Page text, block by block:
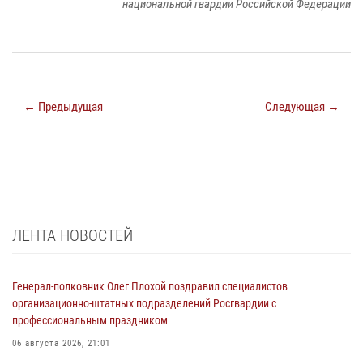
национальной гвардии Российской Федерации
← Предыдущая Следующая →
ЛЕНТА НОВОСТЕЙ
Генерал-полковник Олег Плохой поздравил специалистов
организационно-штатных подразделений Росгвардии с
профессиональным праздником
06 августа 2026, 21:01